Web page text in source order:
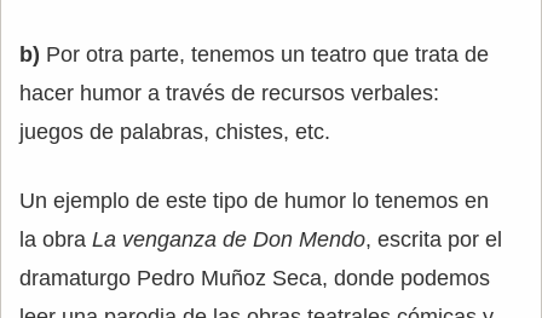
b) Por otra parte, tenemos un teatro que trata de
hacer humor a través de recursos verbales:
juegos de palabras, chistes, etc.
Un ejemplo de este tipo de humor lo tenemos en
la obra La venganza de Don Mendo, escrita por el
dramaturgo Pedro Muñoz Seca, donde podemos